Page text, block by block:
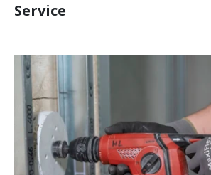
Service